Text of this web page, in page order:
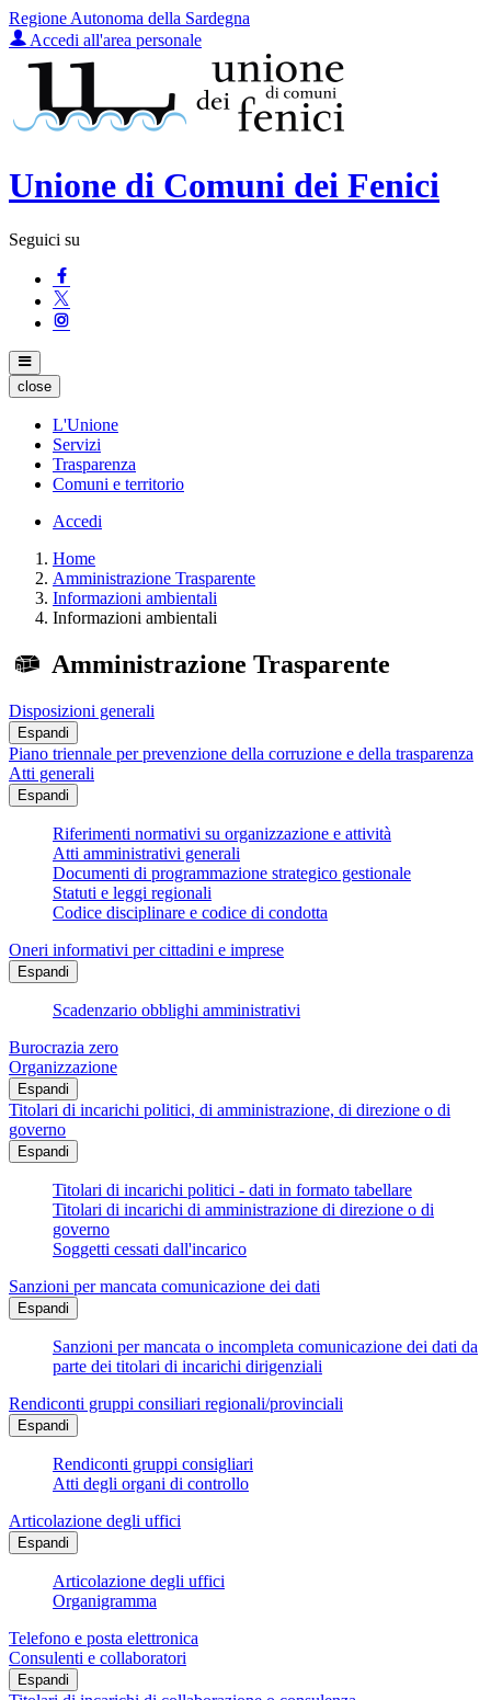
Regione Autonoma della Sardegna
Accedi all'area personale
Unione di Comuni dei Fenici
Seguici su
close
L'Unione
Servizi
Trasparenza
Comuni e territorio
Accedi
Home
Amministrazione Trasparente
Informazioni ambientali
Informazioni ambientali
Amministrazione Trasparente
Disposizioni generali
Espandi
Piano triennale per prevenzione della corruzione e della trasparenza
Atti generali
Espandi
Riferimenti normativi su organizzazione e attività
Atti amministrativi generali
Documenti di programmazione strategico gestionale
Statuti e leggi regionali
Codice disciplinare e codice di condotta
Oneri informativi per cittadini e imprese
Espandi
Scadenzario obblighi amministrativi
Burocrazia zero
Organizzazione
Espandi
Titolari di incarichi politici, di amministrazione, di direzione o di
governo
Espandi
Titolari di incarichi politici - dati in formato tabellare
Titolari di incarichi di amministrazione di direzione o di
governo
Soggetti cessati dall'incarico
Sanzioni per mancata comunicazione dei dati
Espandi
Sanzioni per mancata o incompleta comunicazione dei dati da
parte dei titolari di incarichi dirigenziali
Rendiconti gruppi consiliari regionali/provinciali
Espandi
Rendiconti gruppi consigliari
Atti degli organi di controllo
Articolazione degli uffici
Espandi
Articolazione degli uffici
Organigramma
Telefono e posta elettronica
Consulenti e collaboratori
Espandi